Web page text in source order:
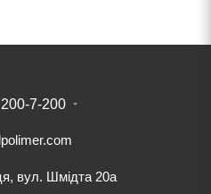
7-200
вул. Шмідта 20а